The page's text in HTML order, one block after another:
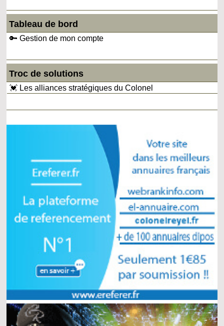
Tableau de bord
🔑 Gestion de mon compte
Troc de solutions
💓 Les alliances stratégiques du Colonel